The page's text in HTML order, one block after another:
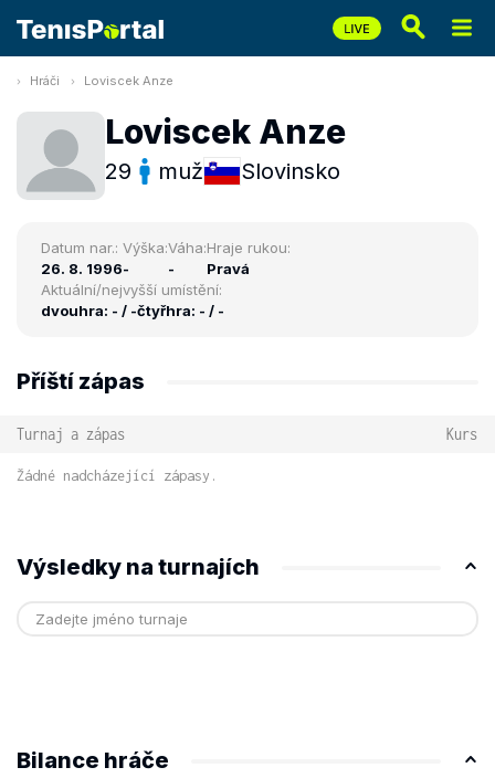
Hráči Loviscek Anze
Loviscek Anze
29 muž Slovinsko
Datum nar.:
26. 8. 1996
Výška:
-
Váha:
-
Hraje rukou:
Pravá
Aktuální/nejvyšší umístění:
dvouhra: - / -čtyřhra: - / -
Příští zápas
Turnaj a zápas Kurs
Žádné nadcházející zápasy.
Výsledky na turnajích
Bilance hráče